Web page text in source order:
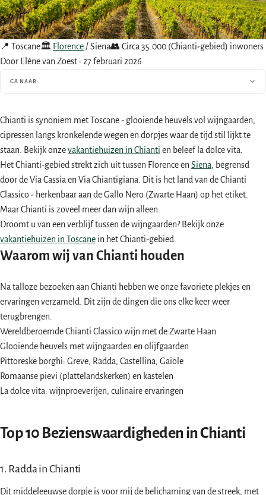
📍 Toscane🏛 Florence/ Siena👥 Circa 35.000 (Chianti-gebied) inwoners
Door Elène van Zoest · 27 februari 2026
GA NAAR:
Chianti is synoniem met Toscane - glooiende heuvels vol wijngaarden,
cipressen langs kronkelende wegen en dorpjes waar de tijd stil lijkt te
staan. Bekijk onzevakantiehuizen in Chianti en beleef la dolce vita.
Het Chianti-gebied strekt zich uit tussen Florence en Siena, begrensd
door de Via Cassia en Via Chiantigiana. Dit is het land van de Chianti
Classico - herkenbaar aan de Gallo Nero (Zwarte Haan) op het etiket.
Maar Chianti is zoveel meer dan wijn alleen.
Droomt u van een verblijf tussen de wijngaarden? Bekijk onze
vakantiehuizen in Toscane in het Chianti-gebied.
Waarom wij van Chianti houden
Na talloze bezoeken aan Chianti hebben we onze favoriete plekjes en
ervaringen verzameld. Dit zijn de dingen die ons elke keer weer
terugbrengen.
Wereldberoemde Chianti Classico wijn met de Zwarte Haan
Glooiende heuvels met wijngaarden en olijfgaarden
Pittoreske borghi: Greve, Radda, Castellina, Gaiole
Romaanse pievi (plattelandskerken) en kastelen
La dolce vita: wijnproeverijen, culinaire ervaringen
Top 10 Bezienswaardigheden in Chianti
1. Radda in Chianti
Dit middeleeuwse dorpje is voor mij de belichaming van de streek, met